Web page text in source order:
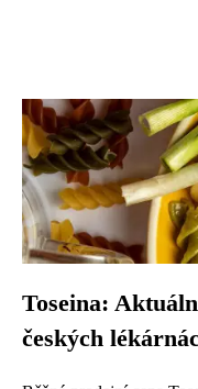
Toseina:
českých